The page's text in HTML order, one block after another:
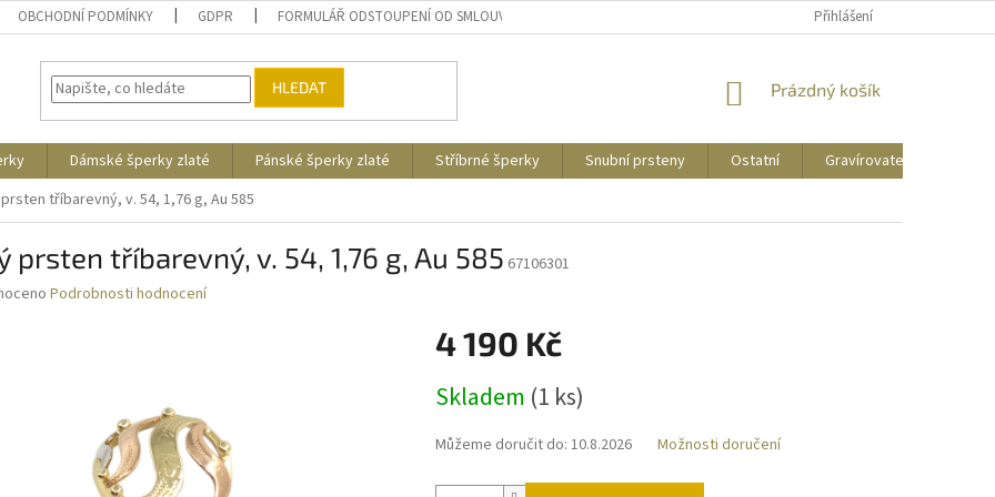
OBCHODNÍ PODMÍNKY GDPR FORMULÁŘ ODSTOUPENÍ OD SMLOUVY CENY DOPRAVYPřihlášení
HLEDAT
NÁKUPNÍ
Prázdný košík
Dámské šperky zlaté Pánské šperky zlaté Stříbrné šperky Snubní prsteny Ostatní Gravírovatelné
tříbarevný, v. 54, 1,76 g, Au 585
prsten tříbarevný, v. 54, 1,76 g, Au 585 67106301
Podrobnosti hodnocení
4 190 Kč
cena:
Skladem (1 ks)
Můžeme doručit do: 10.8.2026 Možnosti doručení